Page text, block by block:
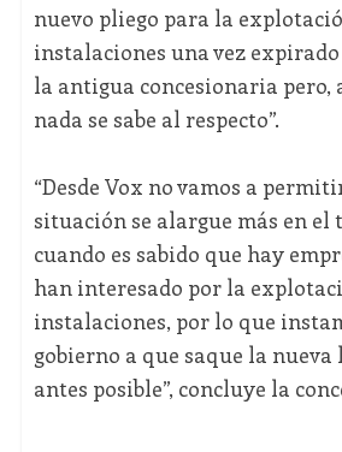
nuevo pliego para la
instalaciones una vez
la antigua concesionaria pero,
nada se sabe al respecto”.
“Desde Vox no vamos a
situación se alargue más en el
cuando es sabido que hay
han interesado por la
instalaciones, por lo que
gobierno a que saque la
antes posible”, concluye la